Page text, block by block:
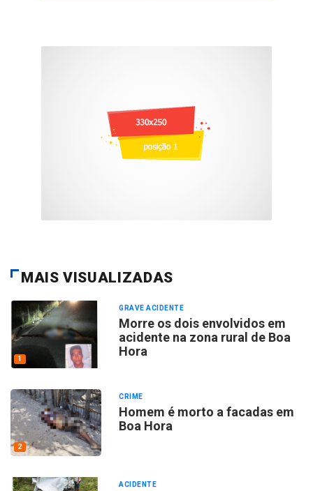
MAIS VISUALIZADAS
1
GRAVE ACIDENTE
Morre os dois envolvidos em
acidente na zona rural de Boa
Hora
2
CRIME
Homem é morto a facadas em
Boa Hora
ACIDENTE